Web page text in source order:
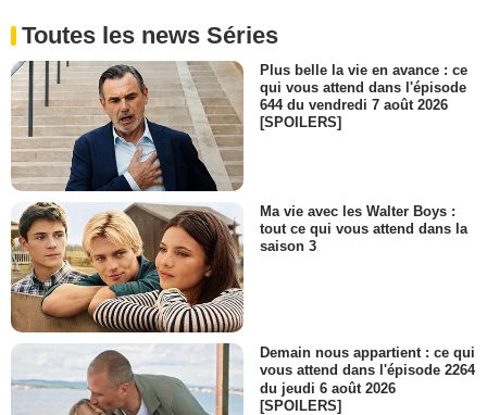
Toutes les news Séries
Plus belle la vie en avance : ce
qui vous attend dans l'épisode
644 du vendredi 7 août 2026
[SPOILERS]
Ma vie avec les Walter Boys :
tout ce qui vous attend dans la
saison 3
Demain nous appartient : ce qui
vous attend dans l'épisode 2264
du jeudi 6 août 2026
[SPOILERS]